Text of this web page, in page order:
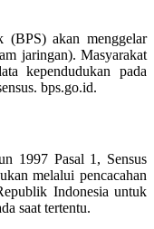
(BPS) akan menggelar
jaringan). Masyarakat
kependudukan pada
bps.go.id.
1997 Pasal 1, Sensus
melalui pencacahan
Indonesia untuk
saat tertentu.